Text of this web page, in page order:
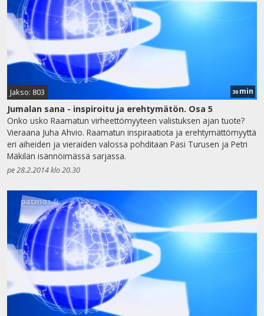
Jakso: 803 30 min
Jumalan sana - inspiroitu ja erehtymätön. Osa 5
Onko usko Raamatun virheettömyyteen valistuksen ajan tuote?
Vieraana Juha Ahvio. Raamatun inspiraatiota ja erehtymättömyyttä
eri aiheiden ja vieraiden valossa pohditaan Pasi Turusen ja Petri
Mäkilän isännöimässä sarjassa.
pe 28.2.2014 klo 20.30